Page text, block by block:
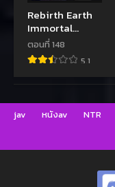
Rebirth Earth
Immortal
Venerable
ตอนที่ 148
5.1
jav หนังav NTR